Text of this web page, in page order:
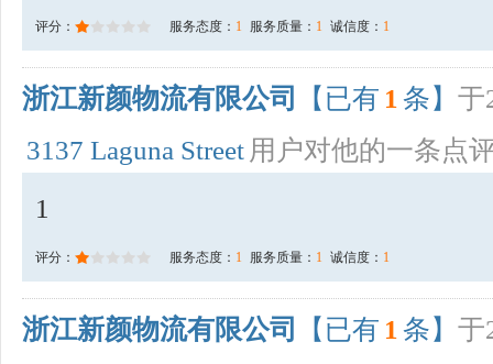
评分： 服务态度： 1 服务质量： 1 诚信度： 1
浙江新颜物流有限公司 【已有 1 条】 于
3137 Laguna Street 用户对他的一条点
1
评分： 服务态度： 1 服务质量： 1 诚信度： 1
浙江新颜物流有限公司 【已有 1 条】 于